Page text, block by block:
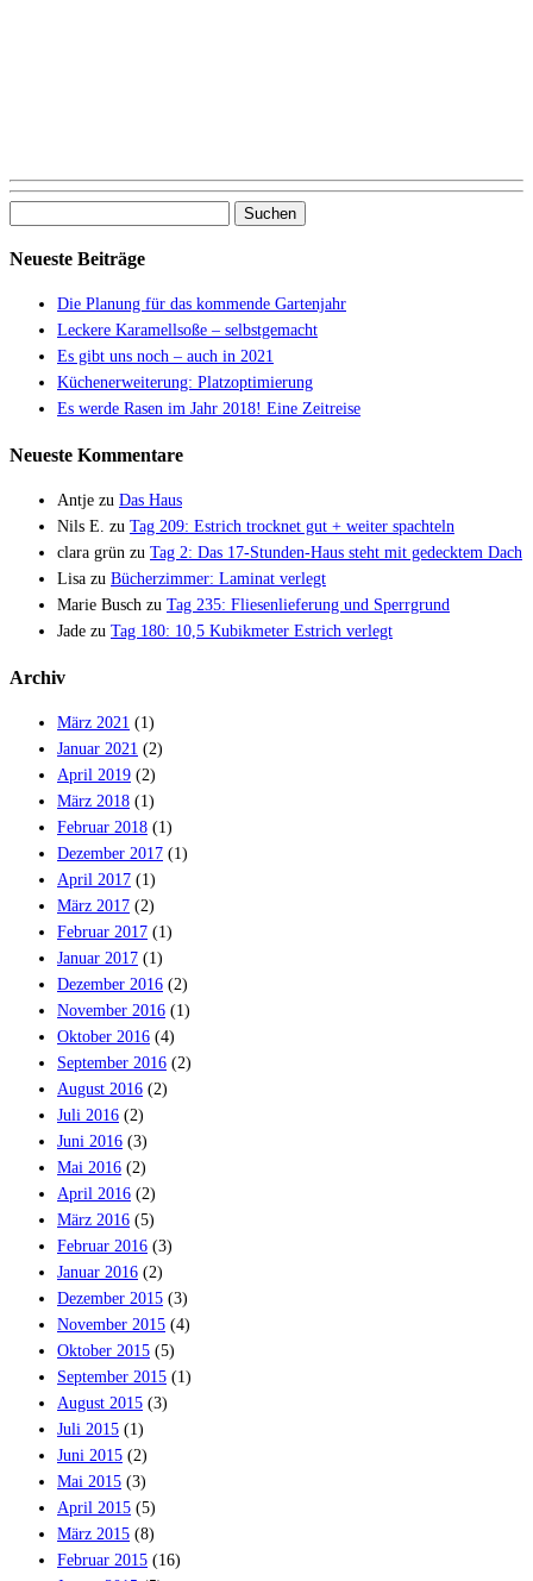
Neueste Beiträge
Die Planung für das kommende Gartenjahr
Leckere Karamellsoße – selbstgemacht
Es gibt uns noch – auch in 2021
Küchenerweiterung: Platzoptimierung
Es werde Rasen im Jahr 2018! Eine Zeitreise
Neueste Kommentare
Antje zu Das Haus
Nils E. zu Tag 209: Estrich trocknet gut + weiter spachteln
clara grün zu Tag 2: Das 17-Stunden-Haus steht mit gedecktem Dach
Lisa zu Bücherzimmer: Laminat verlegt
Marie Busch zu Tag 235: Fliesenlieferung und Sperrgrund
Jade zu Tag 180: 10,5 Kubikmeter Estrich verlegt
Archiv
März 2021 (1)
Januar 2021 (2)
April 2019 (2)
März 2018 (1)
Februar 2018 (1)
Dezember 2017 (1)
April 2017 (1)
März 2017 (2)
Februar 2017 (1)
Januar 2017 (1)
Dezember 2016 (2)
November 2016 (1)
Oktober 2016 (4)
September 2016 (2)
August 2016 (2)
Juli 2016 (2)
Juni 2016 (3)
Mai 2016 (2)
April 2016 (2)
März 2016 (5)
Februar 2016 (3)
Januar 2016 (2)
Dezember 2015 (3)
November 2015 (4)
Oktober 2015 (5)
September 2015 (1)
August 2015 (3)
Juli 2015 (1)
Juni 2015 (2)
Mai 2015 (3)
April 2015 (5)
März 2015 (8)
Februar 2015 (16)